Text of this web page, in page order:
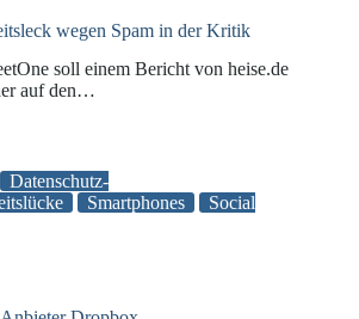
wegen Spam in der Kritik
soll einem Bericht von heise.de
auf den…
Datenschutz-
Smartphones
Social